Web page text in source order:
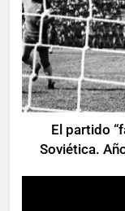
El partido
Soviética.